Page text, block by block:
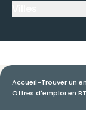
Accueil-Trouver un
Offres d'emploi en